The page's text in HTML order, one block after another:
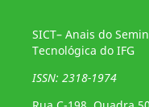
SICT– Anais do
Tecnológica do IFG
ISSN: 2318-1974